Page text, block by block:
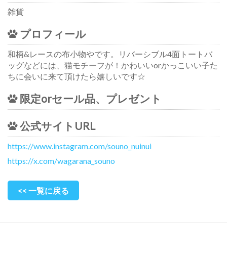
雑貨
プロフィール
和柄&レースの布小物やです。リバーシブル4面トートバ
ッグなどには、猫モチーフが！かわいいorかっこいい子た
ちに会いに来て頂けたら嬉しいです☆
限定orセール品、プレゼント
公式サイトURL
https://www.instagram.com/souno_nuinui
https://x.com/wagarana_souno
<< 一覧に戻る